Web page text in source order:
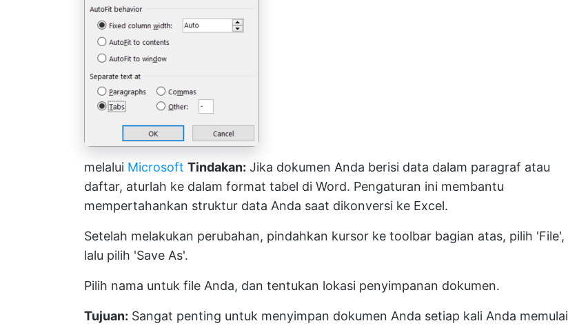
melalui Microsoft Tindakan: Jika dokumen Anda berisi data dalam paragraf atau
daftar, aturlah ke dalam format tabel di Word. Pengaturan ini membantu
mempertahankan struktur data Anda saat dikonversi ke Excel.
Setelah melakukan perubahan, pindahkan kursor ke toolbar bagian atas, pilih 'File',
lalu pilih 'Save As'.
Pilih nama untuk file Anda, dan tentukan lokasi penyimpanan dokumen.
Tujuan: Sangat penting untuk menyimpan dokumen Anda setiap kali Anda memulai